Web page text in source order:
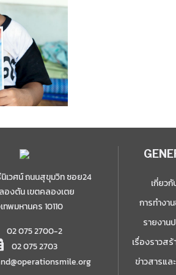
นิเวศน์ ถนนสุขุมวิท ซอย24
องตัน เขตคลองเตย
ทพมหานคร 10110
02 075 2700-2
02 075 2703
เกี่ยวกั
การทำงา
รายงาน
เรื่องราวส
ข่าวสารแล